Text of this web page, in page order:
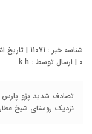
شناسه خبر : 11071 | تاریخ انتشار : ۰۹ مهر ۱۴۰۳ - ۹:۵۶ | 387 بازدید | تعداد دیدگاه :
0 | ارسال توسط : k h
تصادف شدید پژو پارس
نزدیک روستای شیخ عطار